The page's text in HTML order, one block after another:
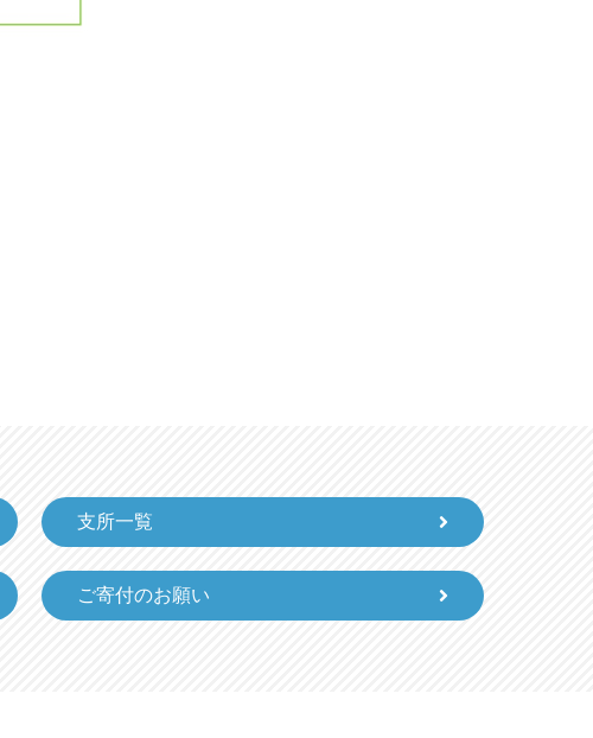
支所一覧
ご寄付のお願い